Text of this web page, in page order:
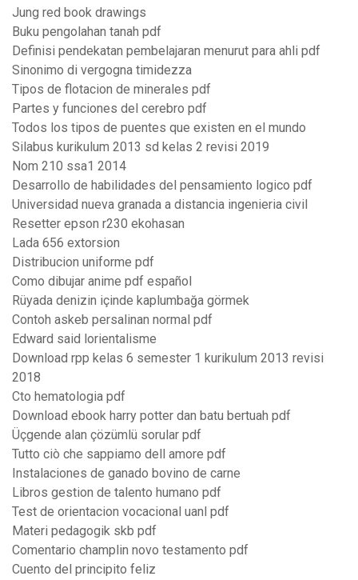
Jung red book drawings
Buku pengolahan tanah pdf
Definisi pendekatan pembelajaran menurut para ahli pdf
Sinonimo di vergogna timidezza
Tipos de flotacion de minerales pdf
Partes y funciones del cerebro pdf
Todos los tipos de puentes que existen en el mundo
Silabus kurikulum 2013 sd kelas 2 revisi 2019
Nom 210 ssa1 2014
Desarrollo de habilidades del pensamiento logico pdf
Universidad nueva granada a distancia ingenieria civil
Resetter epson r230 ekohasan
Lada 656 extorsion
Distribucion uniforme pdf
Como dibujar anime pdf español
Rüyada denizin içinde kaplumbağa görmek
Contoh askeb persalinan normal pdf
Edward said lorientalisme
Download rpp kelas 6 semester 1 kurikulum 2013 revisi
2018
Cto hematologia pdf
Download ebook harry potter dan batu bertuah pdf
Üçgende alan çözümlü sorular pdf
Tutto ciò che sappiamo dell amore pdf
Instalaciones de ganado bovino de carne
Libros gestion de talento humano pdf
Test de orientacion vocacional uanl pdf
Materi pedagogik skb pdf
Comentario champlin novo testamento pdf
Cuento del principito feliz